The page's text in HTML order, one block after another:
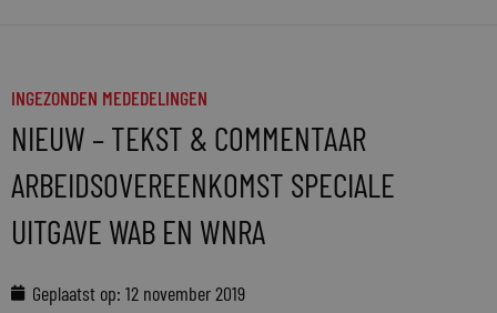
INGEZONDEN MEDEDELINGEN
NIEUW – TEKST & COMMENTAAR
ARBEIDSOVEREENKOMST SPECIALE
UITGAVE WAB EN WNRA
Geplaatst op: 12 november 2019